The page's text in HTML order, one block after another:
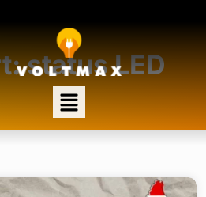
status LED